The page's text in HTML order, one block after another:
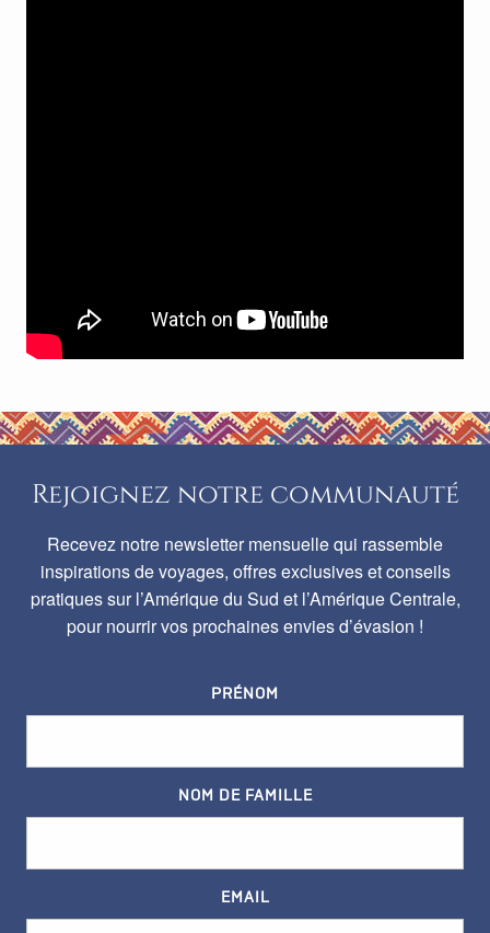
Rejoignez notre communauté
Recevez notre newsletter mensuelle qui rassemble
inspirations de voyages, offres exclusives et conseils
pratiques sur l’Amérique du Sud et l’Amérique Centrale,
pour nourrir vos prochaines envies d’évasion !
PRÉNOM
NOM DE FAMILLE
EMAIL